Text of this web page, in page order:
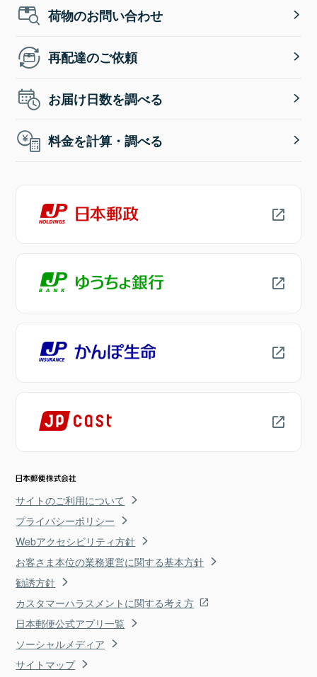
荷物のお問い合わせ
再配達のご依頼
お届け日数を調べる
料金を計算・調べる
サイトのご利用について
プライバシーポリシー
Webアクセシビリティ方針
お客さま本位の業務運営に関する基本方針
勧誘方針
カスタマーハラスメントに関する考え方
日本郵便公式アプリ一覧
ソーシャルメディア
サイトマップ